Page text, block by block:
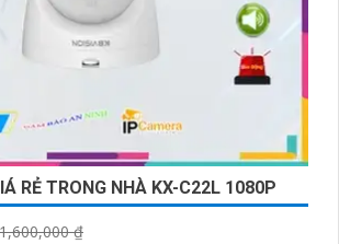
RẺ TRONG NHÀ KX-C22L 1080P
1,600,000 ₫